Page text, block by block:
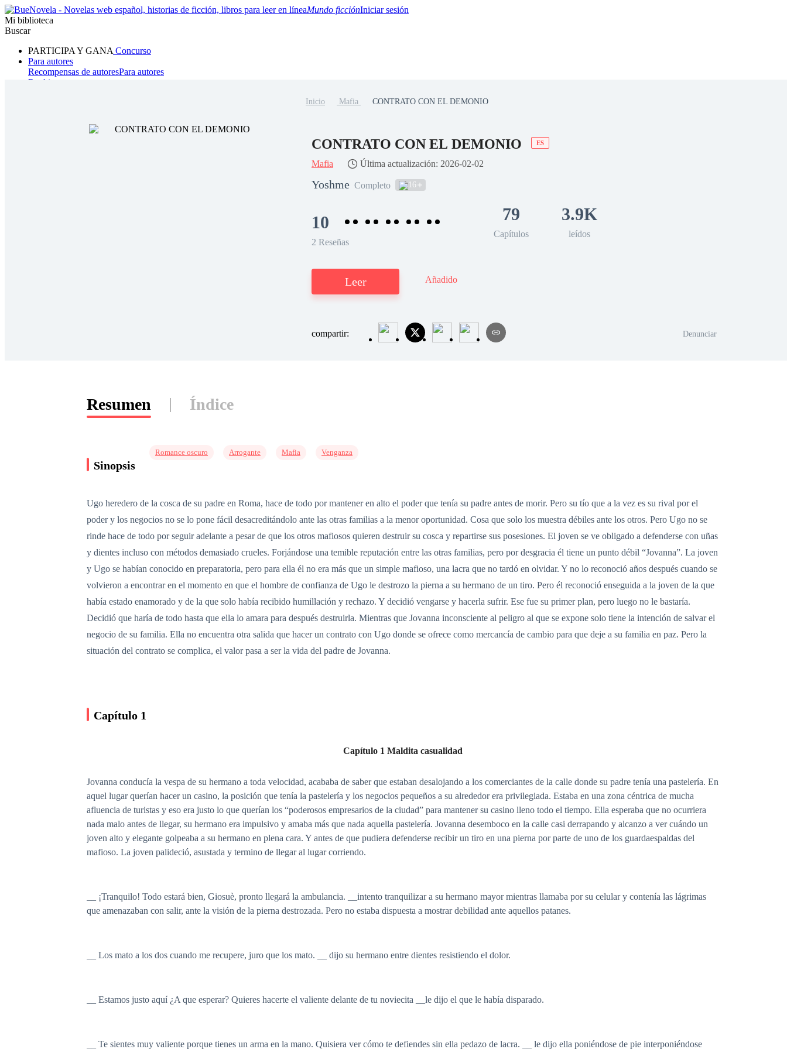
Mundo ficciónIniciar sesión
Mi biblioteca
Buscar
PARTICIPA Y GANA Concurso
Para autores
Recompensas de autoresPara autores
Ranking
Hombre loboMafiaSistemaFantasíaUrbanoLGBTQ+
Inicio Mafia CONTRATO CON EL DEMONIO
CONTRATO CON EL DEMONIO ES
Mafia Última actualización: 2026-02-02
Yoshme Completo 16
10
2 Reseñas
79
Capítulos
3.9K
leídos
Leer Añadido
compartir: Denunciar
Resumen Índice
Sinopsis
Romance oscuro Arrogante Mafia Venganza
Ugo heredero de la cosca de su padre en Roma, hace de todo por mantener en alto el poder que tenía su padre antes de morir. Pero su tío que a la vez es su rival por el
poder y los negocios no se lo pone fácil desacreditándolo ante las otras familias a la menor oportunidad. Cosa que solo los muestra débiles ante los otros. Pero Ugo no se
rinde hace de todo por seguir adelante a pesar de que los otros mafiosos quieren destruir su cosca y repartirse sus posesiones. El joven se ve obligado a defenderse con uñas
y dientes incluso con métodos demasiado crueles. Forjándose una temible reputación entre las otras familias, pero por desgracia él tiene un punto débil “Jovanna”. La joven
y Ugo se habían conocido en preparatoria, pero para ella él no era más que un simple mafioso, una lacra que no tardó en olvidar. Y no lo reconoció años después cuando se
volvieron a encontrar en el momento en que el hombre de confianza de Ugo le destrozo la pierna a su hermano de un tiro. Pero él reconoció enseguida a la joven de la que
había estado enamorado y de la que solo había recibido humillación y rechazo. Y decidió vengarse y hacerla sufrir. Ese fue su primer plan, pero luego no le bastaría.
Decidió que haría de todo hasta que ella lo amara para después destruirla. Mientras que Jovanna inconsciente al peligro al que se expone solo tiene la intención de salvar el
negocio de su familia. Ella no encuentra otra salida que hacer un contrato con Ugo donde se ofrece como mercancía de cambio para que deje a su familia en paz. Pero la
situación del contrato se complica, el valor pasa a ser la vida del padre de Jovanna.
Capítulo 1
Capítulo 1 Maldita casualidad
Jovanna conducía la vespa de su hermano a toda velocidad, acababa de saber que estaban desalojando a los comerciantes de la calle donde su padre tenía una pastelería. En
aquel lugar querían hacer un casino, la posición que tenía la pastelería y los negocios pequeños a su alrededor era privilegiada. Estaba en una zona céntrica de mucha
afluencia de turistas y eso era justo lo que querían los “poderosos empresarios de la ciudad” para mantener su casino lleno todo el tiempo. Ella esperaba que no ocurriera
nada malo antes de llegar, su hermano era impulsivo y amaba más que nada aquella pastelería. Jovanna desemboco en la calle casi derrapando y alcanzo a ver cuándo un
joven alto y elegante golpeaba a su hermano en plena cara. Y antes de que pudiera defenderse recibir un tiro en una pierna por parte de uno de los guardaespaldas del
mafioso. La joven palideció, asustada y termino de llegar al lugar corriendo.
__ ¡Tranquilo! Todo estará bien, Giosuè, pronto llegará la ambulancia. __intento tranquilizar a su hermano mayor mientras llamaba por su celular y contenía las lágrimas
que amenazaban con salir, ante la visión de la pierna destrozada. Pero no estaba dispuesta a mostrar debilidad ante aquellos patanes.
__ Los mato a los dos cuando me recupere, juro que los mato. __ dijo su hermano entre dientes resistiendo el dolor.
__ Estamos justo aquí ¿A que esperar? Quieres hacerte el valiente delante de tu noviecita __le dijo el que le había disparado.
__ Te sientes muy valiente porque tienes un arma en la mano. Quisiera ver cómo te defiendes sin ella pedazo de lacra. __ le dijo ella poniéndose de pie interponiéndose